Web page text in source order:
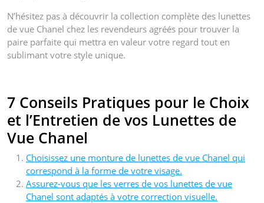
N’hésitez pas à découvrir la collection complète des lunettes
de vue Chanel chez les revendeurs agréés pour trouver la
paire parfaite qui mettra en valeur votre regard tout en
sublimant votre style unique.
7 Conseils Pratiques pour le Choix
et l’Entretien de vos Lunettes de
Vue Chanel
Choisissez une monture de lunettes de vue Chanel qui
correspond à la forme de votre visage.
Assurez-vous que les verres de vos lunettes de vue
Chanel sont adaptés à votre correction visuelle.